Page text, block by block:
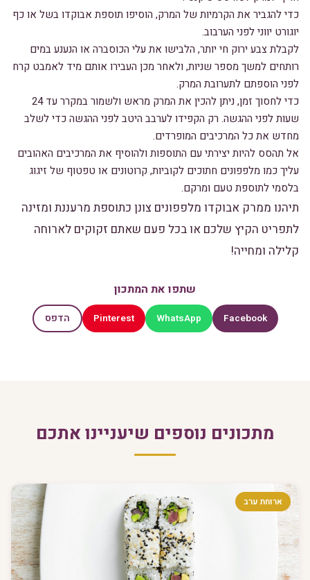
כדי להגביר את הקרמיות של המרק, הוסיפו תוספת אבוקדו בשל או כף
יוגורט יווני לפני הערבוב.
לקבלת צבע ירוק חי יותר, הלבישו את עלי הכוסברה או הנענע במים
רותחים למשך מספר שניות, ולאחר מכן העבירו אותם מיד לאמבט קרח
לפני הוספתם לתערובת המרק.
כדי לחסוך זמן, ניתן להכין את המרק מראש ולשמור במקרר עד 24
שעות לפני ההגשה. רק הקפידו לערבב היטב לפני ההגשה כדי לשלב
מחדש את כל המרכיבים המופרדים.
אל תהסס להיות יצירתי עם התוספות ולהוסיף את המרכיבים האהובים
עליך כמו מלפפונים חתוכים לקוביות, קרוטונים או טפטוף של זיגוג
בלסמי לתוספת טעם ומרקם.
תיהנו ממרק אבוקדו מלפפונים צונן כתוספת מרעננת ומזינה
לתפריט הקיץ שלכם או בכל פעם שאתם זקוקים לארוחה
קלילה ומחייה!
שתפו את המתכון
Facebook
WhatsApp
Pinterest הדפס
מתכונים נוספים שיעניינו אתכם
ארוחת ערב